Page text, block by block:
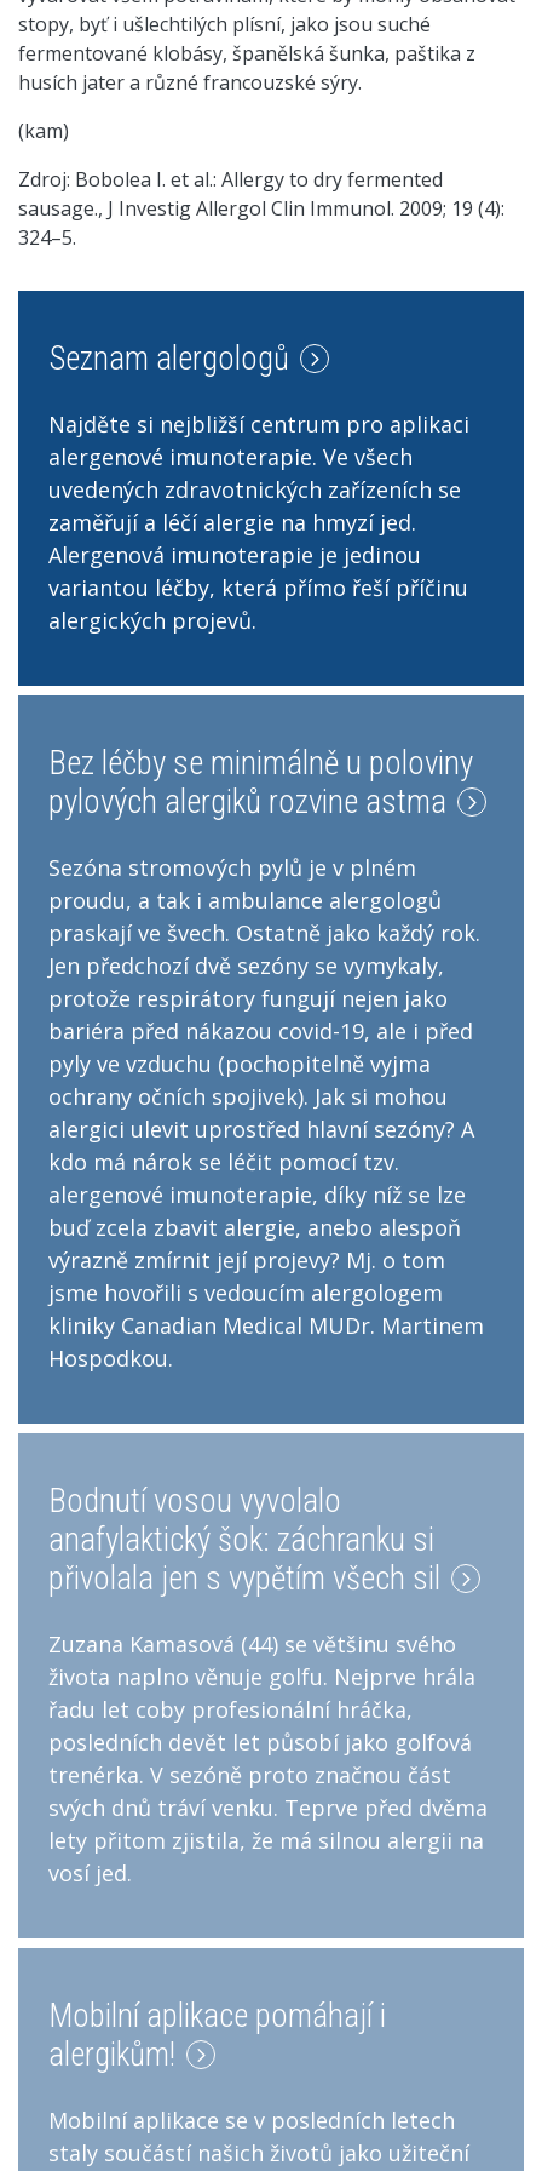
stopy, byť i ušlechtilých plísní, jako jsou suché
fermentované klobásy, španělská šunka, paštika z
husích jater a různé francouzské sýry.
(kam)
Zdroj: Bobolea I. et al.: Allergy to dry fermented
sausage., J Investig Allergol Clin Immunol. 2009; 19 (4):
324–5.
Seznam alergologů
Najděte si nejbližší centrum pro aplikaci
alergenové imunoterapie. Ve všech
uvedených zdravotnických zařízeních se
zaměřují a léčí alergie na hmyzí jed.
Alergenová imunoterapie je jedinou
variantou léčby, která přímo řeší příčinu
alergických projevů.
Bez léčby se minimálně u poloviny
pylových alergiků rozvine astma
Sezóna stromových pylů je v plném
proudu, a tak i ambulance alergologů
praskají ve švech. Ostatně jako každý rok.
Jen předchozí dvě sezóny se vymykaly,
protože respirátory fungují nejen jako
bariéra před nákazou covid-19, ale i před
pyly ve vzduchu (pochopitelně vyjma
ochrany očních spojivek). Jak si mohou
alergici ulevit uprostřed hlavní sezóny? A
kdo má nárok se léčit pomocí tzv.
alergenové imunoterapie, díky níž se lze
buď zcela zbavit alergie, anebo alespoň
výrazně zmírnit její projevy? Mj. o tom
jsme hovořili s vedoucím alergologem
kliniky Canadian Medical MUDr. Martinem
Hospodkou.
Bodnutí vosou vyvolalo
anafylaktický šok: záchranku si
přivolala jen s vypětím všech sil
Zuzana Kamasová (44) se většinu svého
života naplno věnuje golfu. Nejprve hrála
řadu let coby profesionální hráčka,
posledních devět let působí jako golfová
trenérka. V sezóně proto značnou část
svých dnů tráví venku. Teprve před dvěma
lety přitom zjistila, že má silnou alergii na
vosí jed.
Mobilní aplikace pomáhají i
alergikům!
Mobilní aplikace se v posledních letech
staly součástí našich životů jako užiteční